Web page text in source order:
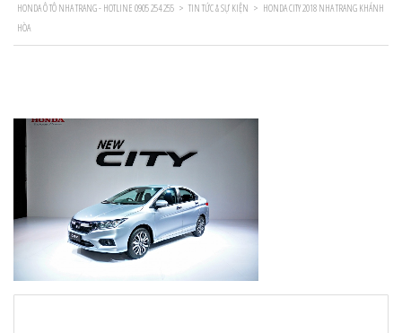
HONDA Ô TÔ NHA TRANG - HOTLINE 0905 254 255 > TIN TỨC & SỰ KIỆN > HONDA CITY 2018 NHA TRANG KHÁNH
HÒA